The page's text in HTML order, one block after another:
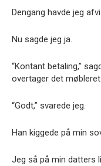
Dengang havde jeg
Nu sagde jeg ja.
“Kontant betaling,”
overtager det
“Godt,” svarede jeg.
Han kiggede på min
Jeg så på min datters